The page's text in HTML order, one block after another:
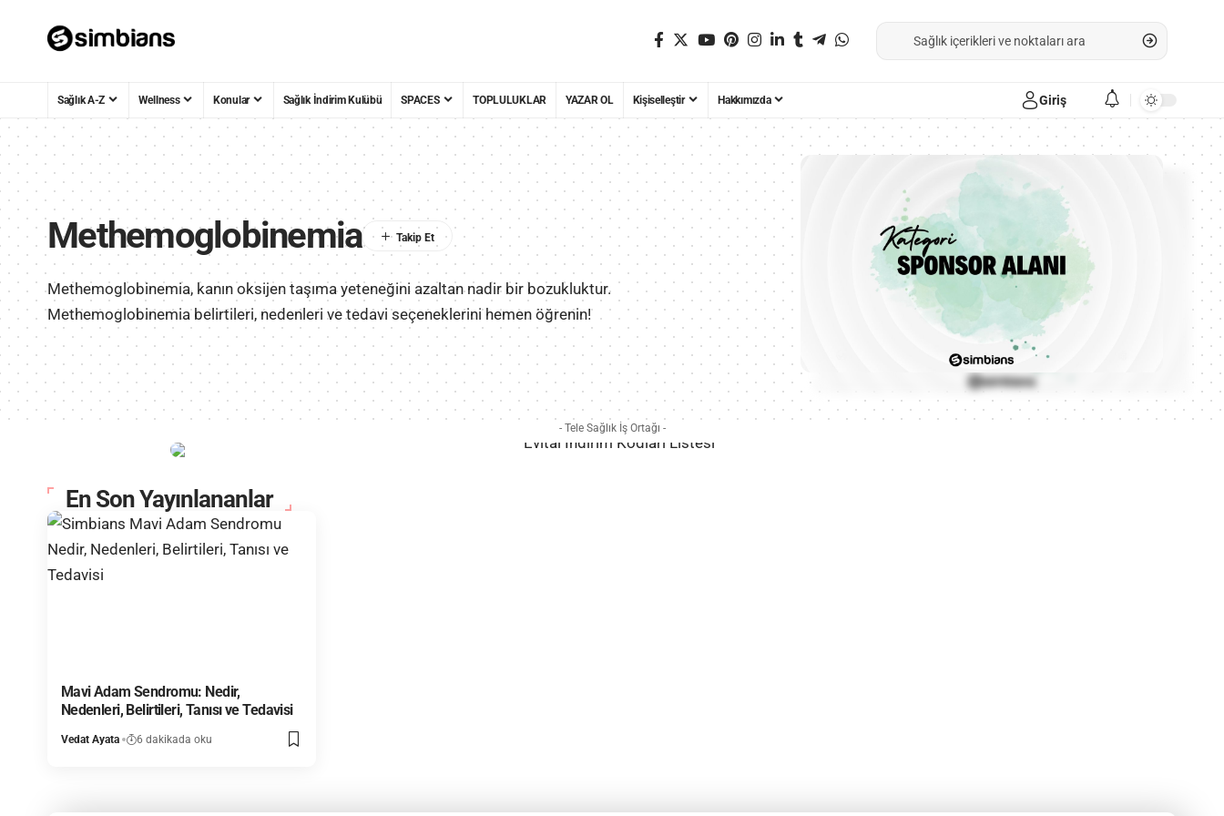
Sağlık A-Z Wellness Konular Sağlık İndirim Kulübü SPACES TOPLULUKLAR YAZAR OL Kişiselleştir Hakkımızda Giriş
Methemoglobinemia
Methemoglobinemia, kanın oksijen taşıma yeteneğini azaltan nadir bir bozukluktur.
Methemoglobinemia belirtileri, nedenleri ve tedavi seçeneklerini hemen öğrenin!
- Tele Sağlık İş Ortağı -
En Son Yayınlananlar
Mavi Adam Sendromu: Nedir,
Nedenleri, Belirtileri, Tanısı ve Tedavisi
Vedat Ayata 6 dakikada oku